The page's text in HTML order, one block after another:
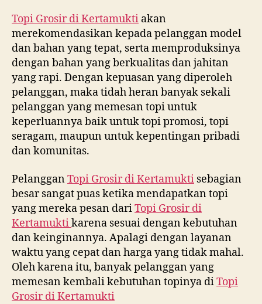
Topi Grosir diKertamukti akan
merekomendasikan kepada pelanggan model
dan bahan yang tepat, serta memproduksinya
dengan bahan yang berkualitas dan jahitan
yang rapi. Dengan kepuasan yang diperoleh
pelanggan, maka tidah heran banyak sekali
pelanggan yang memesan topi untuk
keperluannya baik untuk topi promosi, topi
seragam, maupun untuk kepentingan pribadi
dan komunitas.
PelangganTopi Grosir diKertamukti sebagian
besar sangat puas ketika mendapatkan topi
yang mereka pesan dariTopi Grosir di
Kertamuktikarena sesuai dengan kebutuhan
dan keinginannya. Apalagi dengan layanan
waktu yang cepat dan harga yang tidak mahal.
Oleh karena itu, banyak pelanggan yang
memesan kembali kebutuhan topinya diTopi
Grosir diKertamukti